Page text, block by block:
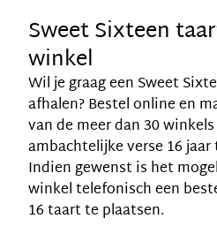
Sweet Sixteen
winkel
Wil je graag een Sweet
afhalen? Bestel online en
van de meer dan 30
ambachtelijke verse 16
Indien gewenst is het
winkel telefonisch een
16 taart te plaatsen.